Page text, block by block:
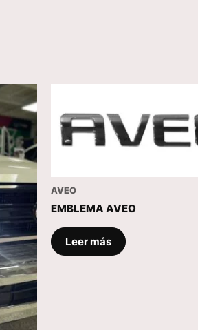
AVEO
EMBLEMA AVEO
Leer más